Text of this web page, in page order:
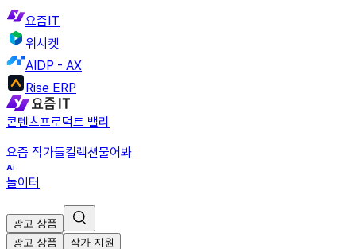
요즘IT
위시켓
AIDP - AX
Rise ERP
콘텐츠프로덕트 밸리
요즘 작가들컬렉션물어봐
놀이터
광고 상품
광고 상품
작가 지원